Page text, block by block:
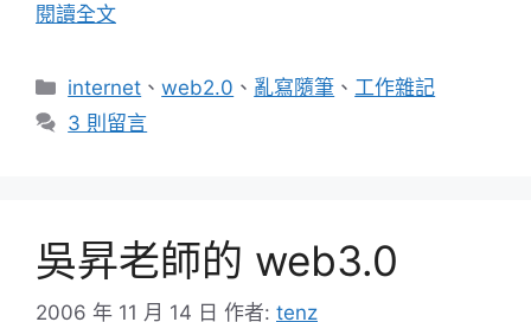
閱讀全文
分
類
internet 、web2.0 、 亂寫隨筆 、 工作雜記
3 則留言
吳昇老師的 web3.0
2006 年 11 月 14 日 作者: tenz